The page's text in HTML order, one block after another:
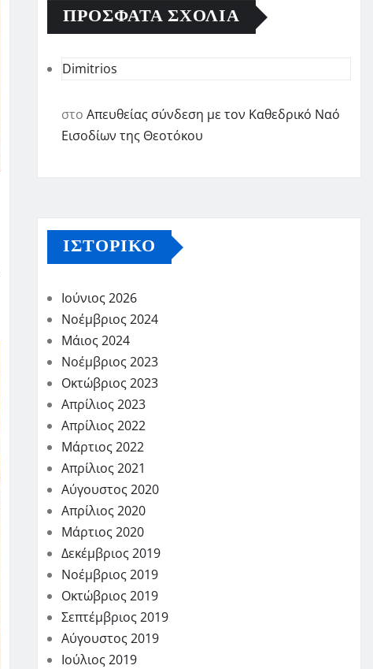
ΠΡΌΣΦΑΤΑ ΣΧΌΛΙΑ
Dimitrios
στο Απευθείας σύνδεση με τον Καθεδρικό Ναό
Εισοδίων της Θεοτόκου
ΙΣΤΟΡΙΚΌ
Ιούνιος 2026
Νοέμβριος 2024
Μάιος 2024
Νοέμβριος 2023
Οκτώβριος 2023
Απρίλιος 2023
Απρίλιος 2022
Μάρτιος 2022
Απρίλιος 2021
Αύγουστος 2020
Απρίλιος 2020
Μάρτιος 2020
Δεκέμβριος 2019
Νοέμβριος 2019
Οκτώβριος 2019
Σεπτέμβριος 2019
Αύγουστος 2019
Ιούλιος 2019